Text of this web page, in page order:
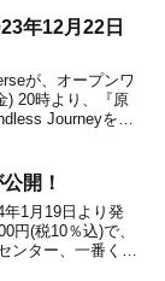
年12月22日
が、オープンワ
) 20時より、『原
Journeyを
開！
1月19日より発
円(税10％込)で、
ンター、一番くじ